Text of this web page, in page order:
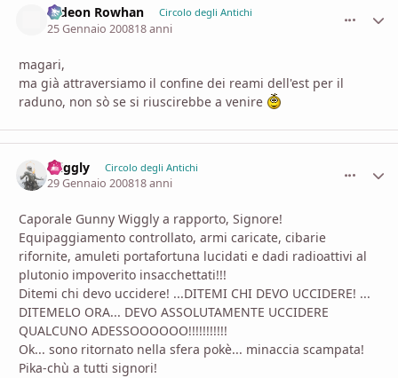
Gideon Rowhan Circolo degli Antichi
25 Gennaio 200818 anni
magari,
ma già attraversiamo il confine dei reami dell'est per il
raduno, non sò se si riuscirebbe a venire
Wiggly Circolo degli Antichi
29 Gennaio 200818 anni
Caporale Gunny Wiggly a rapporto, Signore!
Equipaggiamento controllato, armi caricate, cibarie
rifornite, amuleti portafortuna lucidati e dadi radioattivi al
plutonio impoverito insacchettati!!!
Ditemi chi devo uccidere! ...DITEMI CHI DEVO UCCIDERE! ...
DITEMELO ORA... DEVO ASSOLUTAMENTE UCCIDERE
QUALCUNO ADESSOOOOOO!!!!!!!!!!!
Ok... sono ritornato nella sfera pokè... minaccia scampata!
Pika-chù a tutti signori!